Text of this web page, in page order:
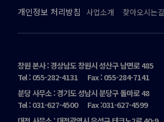
개인정보 처리방침 사업소개 찾아오시는길
창원 본사 : 경상남도 창원시 성산구 남면로 485
Tel : 055-282-4131
Fax : 055-284-7141
분당 사무소 : 경기도 성남시 분당구 돌마로 48
Tel : 031-627-4500
Fax :031-627-4599